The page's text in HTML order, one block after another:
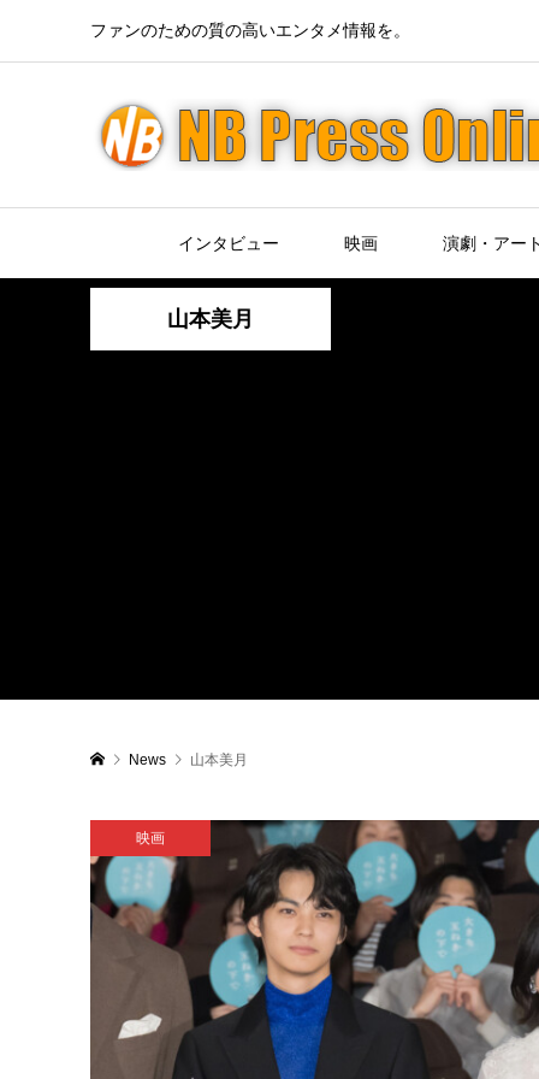
ファンのための質の高いエンタメ情報を。
インタビュー 映画 演劇・アー
山本美月
News 山本美月
映画